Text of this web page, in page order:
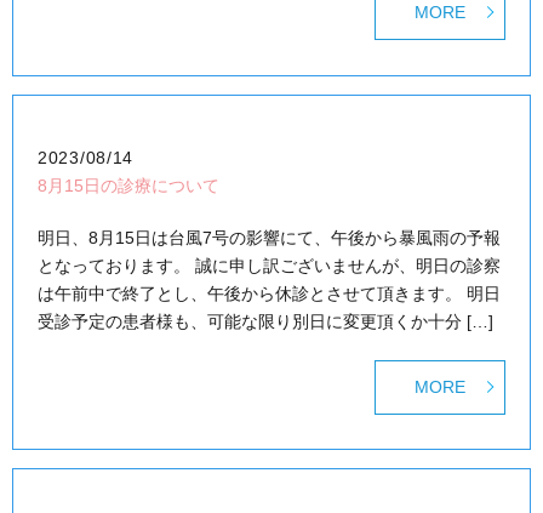
MORE
2023/08/14
8月15日の診療について
明日、8月15日は台風7号の影響にて、午後から暴風雨の予報
となっております。 誠に申し訳ございませんが、明日の診察
は午前中で終了とし、午後から休診とさせて頂きます。 明日
受診予定の患者様も、可能な限り別日に変更頂くか十分 […]
MORE